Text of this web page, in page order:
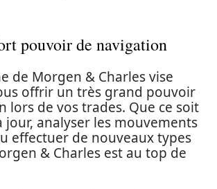
pouvoir de navigation
de Morgen & Charles vise
offrir un très grand pouvoir
lors de vos trades. Que ce soit
jour, analyser les mouvements
effectuer de nouveaux types
& Charles est au top de